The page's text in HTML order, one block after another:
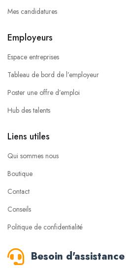
Mes candidatures
Employeurs
Espace entreprises
Tableau de bord de l’employeur
Poster une offre d’emploi
Hub des talents
Liens utiles
Qui sommes nous
Boutique
Contact
Conseils
Politique de confidentialité
Besoin d'assistance